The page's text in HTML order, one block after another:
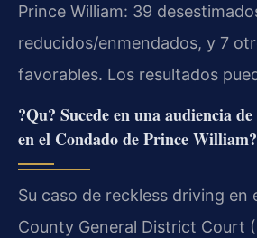
Prince William: 39
reducidos/enmendados, y 7
favorables. Los resultados
?Qu? Sucede en una audiencia
en el Condado de Prince William?
Su caso de reckless driving en
County General District Court